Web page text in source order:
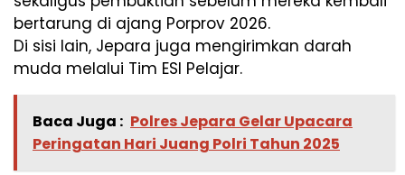
bertarung di ajang Porprov 2026.
​Di sisi lain, Jepara juga mengirimkan darah
muda melalui Tim ESI Pelajar.
Baca Juga : Polres Jepara Gelar Upacara
Peringatan Hari Juang Polri Tahun 2025